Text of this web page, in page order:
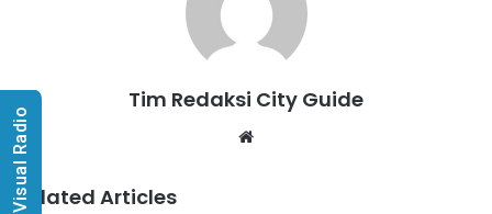
Tim Redaksi City Guide
Related Articles
Visual Radio